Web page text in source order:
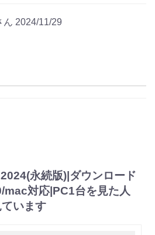
ん 2024/11/29
永続版)|ダウンロード
対応|PC1台を見た人
います